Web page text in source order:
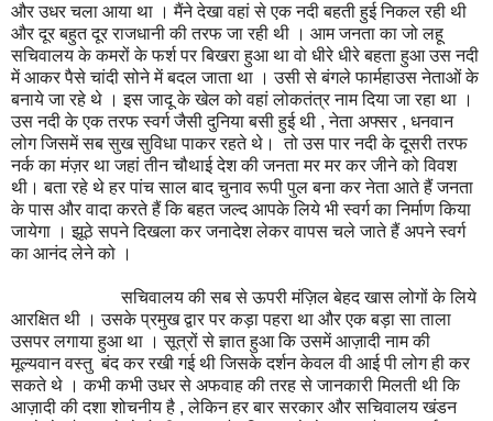
और उधर चला आया था । मैंने देखा वहां से एक नदी बहती हुई निकल रही थी
और दूर बहुत दूर राजधानी की तरफ जा रही थी । आम जनता का जो लहू
सचिवालय के कमरों के फर्श पर बिखरा हुआ था वो धीरे धीरे बहता हुआ उस नदी
में आकर पैसे चांदी सोने में बदल जाता था । उसी से बंगले फार्महाउस नेताओं के
बनाये जा रहे थे । इस जादू के खेल को वहां लोकतंत्र नाम दिया जा रहा था ।
उस नदी के एक तरफ स्वर्ग जैसी दुनिया बसी हुई थी , नेता अफ्सर , धनवान
लोग जिसमें सब सुख सुविधा पाकर रहते थे। तो उस पार नदी के दूसरी तरफ
नर्क का मंज़र था जहां तीन चौथाई देश की जनता मर मर कर जीने को विवश
थी। बता रहे थे हर पांच साल बाद चुनाव रूपी पुल बना कर नेता आते हैं जनता
के पास और वादा करते हैं कि बहत जल्द आपके लिये भी स्वर्ग का निर्माण किया
जायेगा । झूठे सपने दिखला कर जनादेश लेकर वापस चले जाते हैं अपने स्वर्ग
का आनंद लेने को ।
सचिवालय की सब से ऊपरी मंज़िल बेहद खास लोगों के लिये
आरक्षित थी । उसके प्रमुख द्वार पर कड़ा पहरा था और एक बड़ा सा ताला
उसपर लगाया हुआ था । सूत्रों से ज्ञात हुआ कि उसमें आज़ादी नाम की
मूल्यवान वस्तु बंद कर रखी गई थी जिसके दर्शन केवल वी आई पी लोग ही कर
सकते थे । कभी कभी उधर से अफवाह की तरह से जानकारी मिलती थी कि
आज़ादी की दशा शोचनीय है , लेकिन हर बार सरकार और सचिवालय खंडन